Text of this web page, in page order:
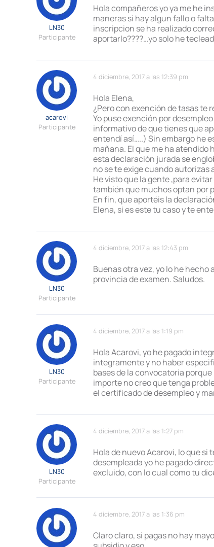
LN30
Participante
Hola compañeros yo ya me he
maneras si hay algun fallo o
inscripcion se ha realizado
aportarlo????…yo solo he
4 diciembre, 2017 a las 12:39 pm
acarovi
Participante
Hola Elena,
¿Pero con exención de tasas te
Yo puse exención por
informativo de que tienes que
entendí así…..) Sin embargo he
mañana. El que me ha
esta declaración jurada se
no se te exige cuando autorizas
He visto que la gente ,para
también que muchos optan por
En fin, que aportéis la
Elena, si es este tu caso y te
4 diciembre, 2017 a las 12:43 pm
LN30
Participante
Buenas otra vez, yo lo he hecho
provincia de examen. Saludos.
4 diciembre, 2017 a las 1:19 pm
LN30
Participante
Hola Acarovi, yo he pagado
integramente y no haber
bases de la convocatoria
importe no creo que tenga
el certificado de desempleo y
4 diciembre, 2017 a las 1:27 pm
LN30
Participante
Hola de nuevo Acarovi, lo que
desempleada yo he pagado
excluido, con lo cual como tu
4 diciembre, 2017 a las 1:36 pm
Claro claro, si pagas no hay